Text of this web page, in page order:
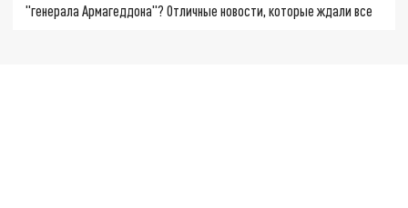
"генерала Армагеддона"? Отличные новости, которые ждали все